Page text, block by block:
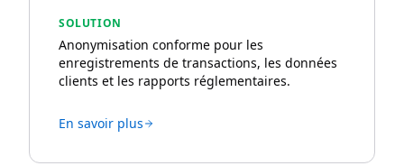
SOLUTION
Anonymisation conforme pour les
enregistrements de transactions, les données
clients et les rapports réglementaires.
En savoir plus